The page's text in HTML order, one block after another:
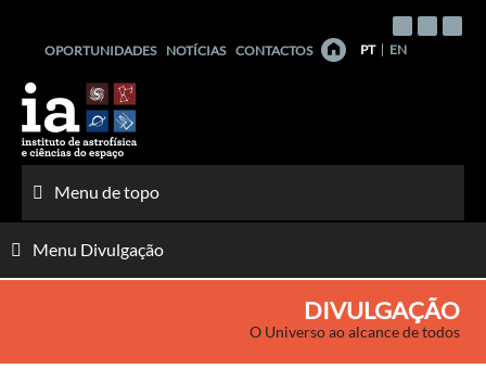
conteúdo
OPORTUNIDADES NOTÍCIAS CONTACTOS PT EN
Menu de topo
Menu Divulgação
DIVULGAÇÃO
O Universo ao alcance de todos